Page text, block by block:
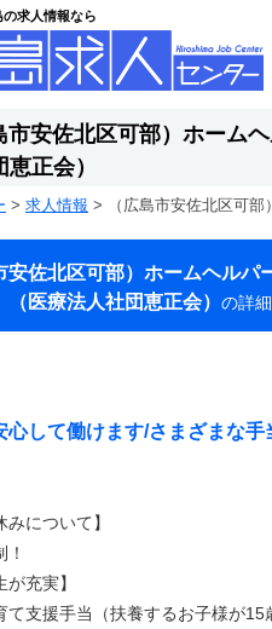
求人情報なら
市安佐北区可部）ホーム
恵正会）
> 求人情報 > （広島市安佐北区可
安佐北区可部）ホームヘル
医療法人社団恵正会） の詳細
心して働けます/さまざまな
みについて】
が充実】
て支援手当（扶養するお子様が15